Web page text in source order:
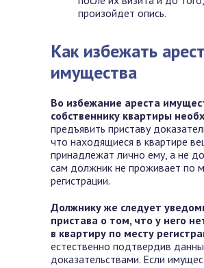
произойдет опись.
Как избежать
имущества
Во избежание ареста
собственнику квартиры
предъявить приставу
что находящиеся в квартире
принадлежат лично ему, а не
сам должник не проживает по
регистрации.
Должнику же следует
пристава о том, что у него
в квартиру по месту
естественно подтвердив
доказательствами. Если